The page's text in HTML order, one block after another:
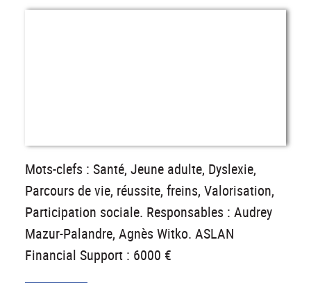
Mots-clefs : Santé, Jeune adulte, Dyslexie,
Parcours de vie, réussite, freins, Valorisation,
Participation sociale. Responsables : Audrey
Mazur-Palandre, Agnès Witko. ASLAN
Financial Support : 6000 €